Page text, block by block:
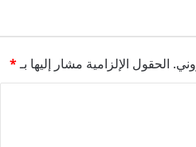
الحقول الإلزامية مشار إليها بـ*